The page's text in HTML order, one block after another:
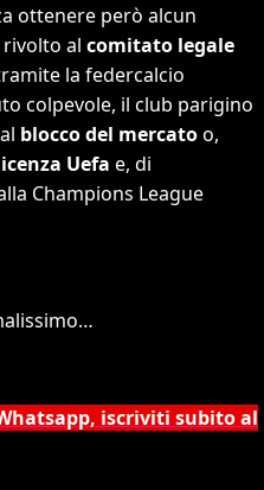
ottenere però alcun
rivolto al comitato legale
la federcalcio
colpevole, il club parigino
blocco del mercatoo,
Uefa e, di
Champions League
iscriviti subito al